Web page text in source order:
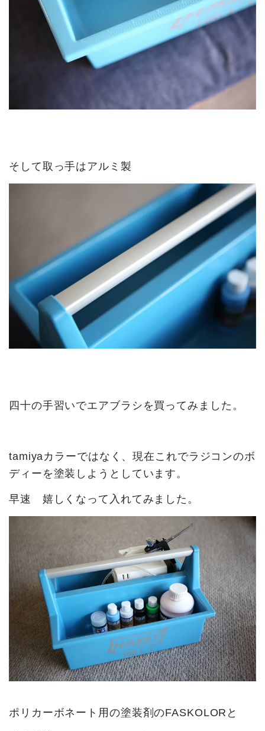
そして取っ手はアルミ製
四十の手習いでエアブラシを買ってみました。
tamiyaカラーではなく、現在これでラジコンのボ
ディーを塗装しようとしています。
早速 嬉しくなって入れてみました。
ポリカーボネート用の塗装剤のFASKOLORと